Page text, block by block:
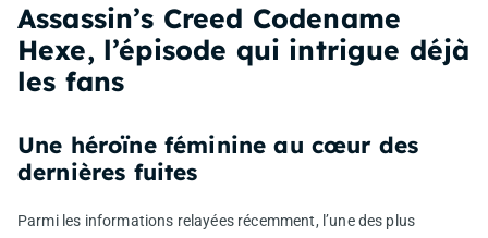
Assassin’s Creed Codename
Hexe, l’épisode qui intrigue déjà
les fans
Une héroïne féminine au cœur des
dernières fuites
Parmi les informations relayées récemment, l’une des plus